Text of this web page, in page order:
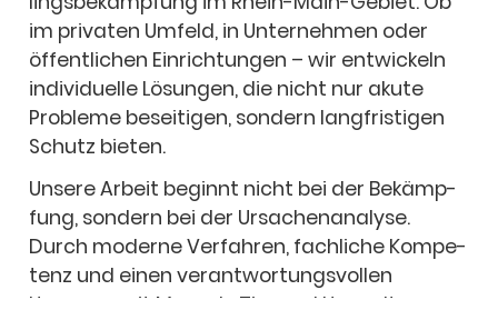
im priva­ten Umfeld, in Unter­neh­men oder
öffent­li­chen Einrich­tun­gen – wir entwi­ckeln
indi­vi­du­elle Lösun­gen, die nicht nur akute
Probleme besei­ti­gen, sondern lang­fris­ti­gen
Schutz bieten.
Unsere Arbeit beginnt nicht bei der Bekämp­
fung, sondern bei der Ursa­chen­ana­lyse.
Durch moderne Verfah­ren, fach­li­che Kompe­
tenz und einen verant­wor­tungs­vol­len
Umgang mit Mensch, Tier und Umwelt